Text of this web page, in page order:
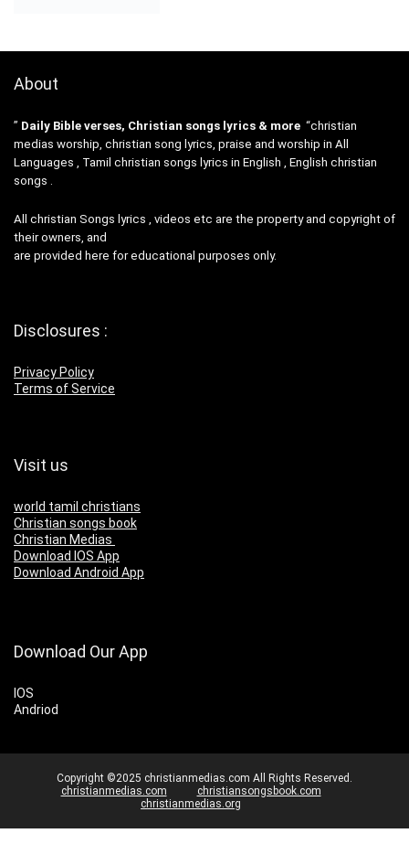
About
” Daily Bible verses, Christian songs lyrics & more “christian
medias worship, christian song lyrics, praise and worship in All
Languages , Tamil christian songs lyrics in English , English christian
songs .
All christian Songs lyrics , videos etc are the property and copyright of
their owners, and
are provided here for educational purposes only.
Disclosures :
Privacy Policy
Terms of Service
Visit us
world tamil christians
Christian songs book
Christian Medias
Download IOS App
Download Android App
Download Our App
IOS
Andriod
Copyright ©2025 christianmedias.com All Rights Reserved.
christianmedias.com
christiansongsbook.com
christianmedias.org